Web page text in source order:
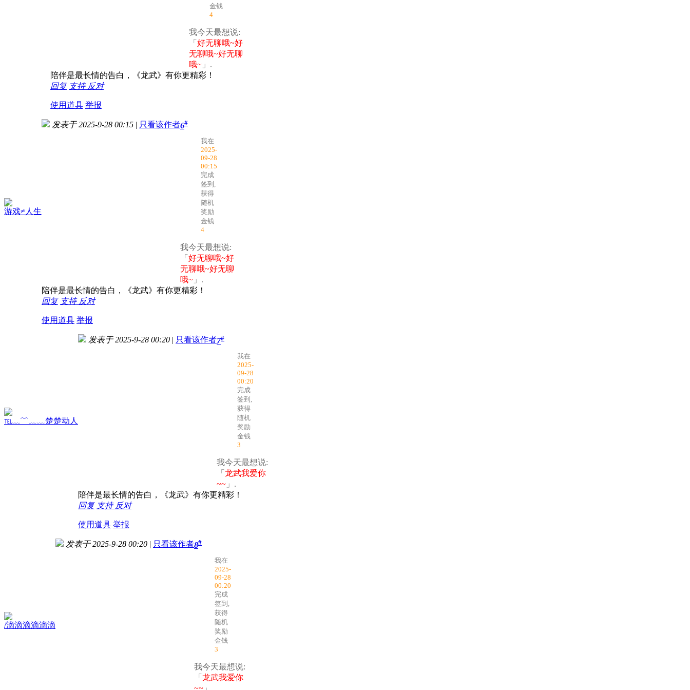
金钱
4
我今天最想说:
「 好无聊哦~好
无聊哦~好无聊
哦~ 」.
陪伴是最长情的告白，《龙武》有你更精彩！
回复 支持 反对
使用道具 举报
游戏≠人生
发表于 2025-9-28 00:15 | 只看该作者6#
我在
2025-
09-28
00:15
完成
签到,
获得
随机
奖励
金钱
4
我今天最想说:
「 好无聊哦~好
无聊哦~好无聊
哦~ 」.
陪伴是最长情的告白，《龙武》有你更精彩！
回复 支持 反对
使用道具 举报
℡﹏﹌﹏﹏楚楚动人
发表于 2025-9-28 00:20 | 只看该作者7#
我在
2025-
09-28
00:20
完成
签到,
获得
随机
奖励
金钱
3
我今天最想说:
「 龙武我爱你
~~ 」.
陪伴是最长情的告白，《龙武》有你更精彩！
回复 支持 反对
使用道具 举报
/滴滴滴滴滴滴
发表于 2025-9-28 00:20 | 只看该作者8#
我在
2025-
09-28
00:20
完成
签到,
获得
随机
奖励
金钱
3
我今天最想说:
「 龙武我爱你